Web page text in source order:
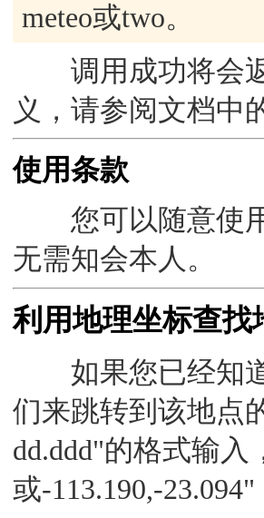
meteo或two。
调用成功将会返
义，请参阅文档中
使用条款
您可以随意使
无需知会本人。
利用地理坐标查找
如果您已经知道
们来跳转到该地点
dd.ddd"的格式输入
或-113.190,-